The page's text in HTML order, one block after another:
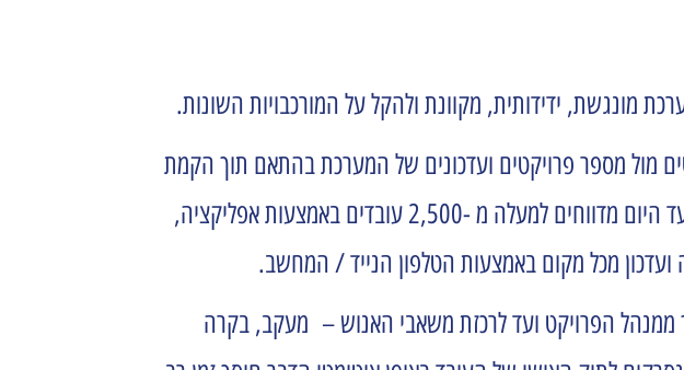
מונגשת, ידידותית, מקוונת ולהקל על המורכבויות השונות.
מול מספר פרויקטים ועדכונים של המערכת בהתאם תוך הקמת
הסכמי עבודה שונים לכל אוכלוסייה, בחודש ינואר 2023 השקנו את העבודה על המערכת ומאז ועד היום מדווחים למעלה מ -2,500 עובדים באמצעות אפליקציה,
ועדכון מכל מקום באמצעות הטלפון הנייד / המחשב.
ממנהל הפרויקט ועד לרכזת משאבי האנוש – מעקב, בקרה